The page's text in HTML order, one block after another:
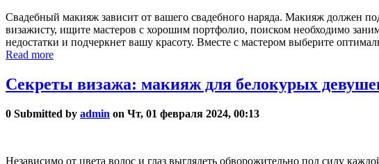
Свадебный макияж зависит от вашего свадебного наряда. Макияж должен
визажисту, ищите мастеров с хорошим портфолио, поиском необходимо
недостатки и подчеркнет вашу красоту. Вместе с мастером выберите
Read more
Секреты визажа: макияж для белокурых
0 Submitted by admin on Чт, 01 февраля 2024, 00:13
Независимо от цвета волос и глаз выглядеть обворожительно под силу